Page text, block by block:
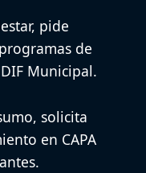
pide
programas de
Municipal.
solicita
en CAPA